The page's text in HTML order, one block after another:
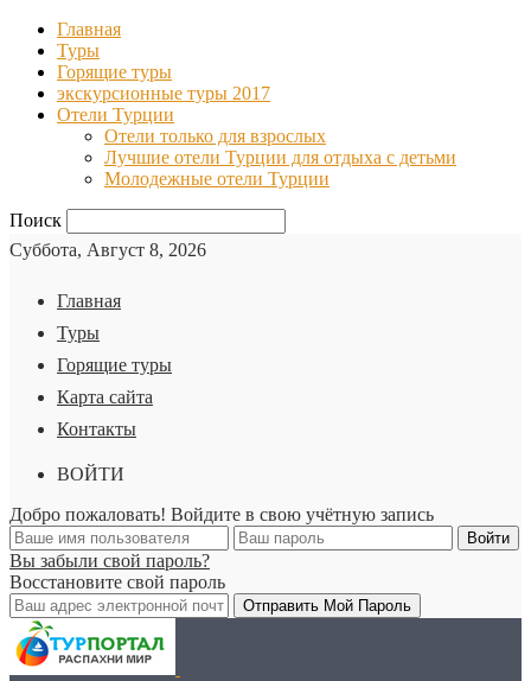
Главная
Туры
Горящие туры
экскурсионные туры 2017
Отели Турции
Отели только для взрослых
Лучшие отели Турции для отдыха с детьми
Молодежные отели Турции
Поиск
Суббота, Август 8, 2026
Главная
Туры
Горящие туры
Карта сайта
Контакты
ВОЙТИ
Добро пожаловать! Войдите в свою учётную запись
Вы забыли свой пароль?
Восстановите свой пароль